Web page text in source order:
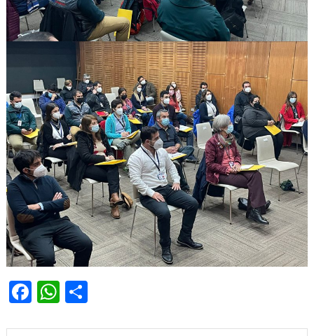
Facebook
WhatsApp
Share